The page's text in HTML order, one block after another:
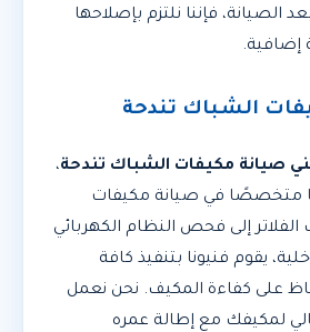
فإننا نلتزم بإصلاحها
إضافية.
الشباك تندحة
صيانة مكيفات الشباك تندحة،
متخصصًا في صيانة مكيفات
إلى فحص النظام الكهربائي
يقوم فنيونا بتنفيذ كافة
على كفاءة المكيف. نحن نعمل
لمكيفك مع إطالة عمره